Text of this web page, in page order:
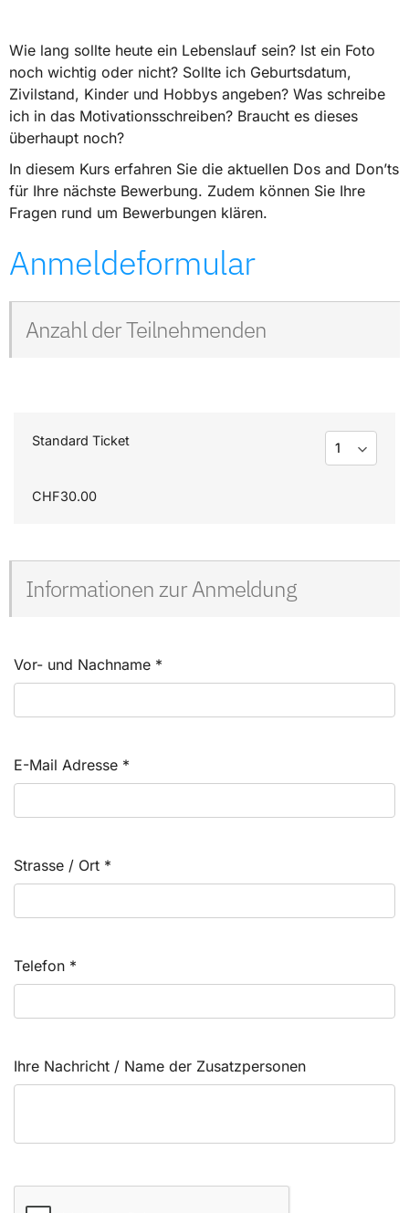
Wie lang sollte heute ein Lebenslauf sein? Ist ein Foto
noch wichtig oder nicht? Sollte ich Geburtsdatum,
Zivilstand, Kinder und Hobbys angeben? Was schreibe
ich in das Motivationsschreiben? Braucht es dieses
überhaupt noch?
In diesem Kurs erfahren Sie die aktuellen Dos and Don’ts
für Ihre nächste Bewerbung. Zudem können Sie Ihre
Fragen rund um Bewerbungen klären.
Anmeldeformular
Anzahl der Teilnehmenden
Standard Ticket
CHF30.00
Informationen zur Anmeldung
Vor- und Nachname *
E-Mail Adresse *
Strasse / Ort *
Telefon *
Ihre Nachricht / Name der Zusatzpersonen